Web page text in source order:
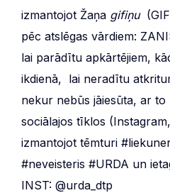
izmantojot Žaņa gifiņu(GIF
pēc atslēgas vārdiem:
lai parādītu apkārtējiem,
ikdienā, lai neradītu
nekur nebūs jāiesūta, ar to
sociālajos tīklos
izmantojot tēmturi
#neveisteris #URDA un
INST: @urda_dtp